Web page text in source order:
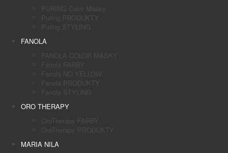
PURING Color Masky
Puring PRODUKTY
Puring STYLING
FANOLA
FANOLA COLOR MASKY
Fanola FARBY
Fanola NO YELLOW
Fanola PRODUKTY
Fanola STYLING
ORO THERAPY
OroTherapy FARBY
OroTherapy PRODUKTY
MARIA NILA